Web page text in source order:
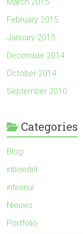
February 2015
January 2015
December 2014
October 2014
September 2010
Categories
Blog
inboedel
interieur
Nieuws
Portfolio